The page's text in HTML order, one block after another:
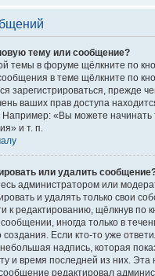
тему или сообщение?
темы в форуме щёлкните по
в теме щёлкните по
зарегистрироваться, прежде
ваших прав доступа
«Вы можете
и т. п.
или удалить
администратором или
и удалять только свои
к редактированию, щёлкнув по
иногда только в
создания. Если кто-то уже
надпись, которая
и время последней из них. Эта
редактировал